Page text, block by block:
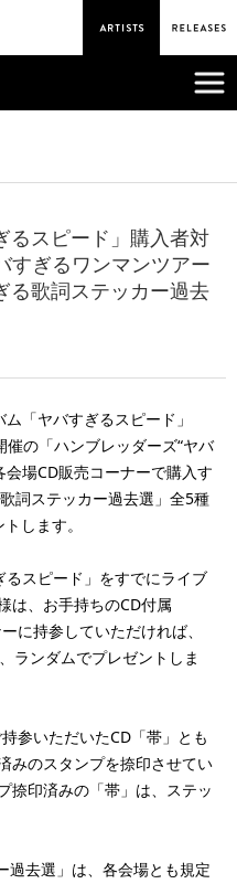
るスピード」購入者対
すぎるワンマンツアー
る歌詞ステッカー過去
「ヤバすぎるスピード」
の「ハンブレッダーズ“ヤバ
場CD販売コーナーで購入す
詞ステッカー過去選」全5種
します。
スピード」をすでにライブ
は、お手持ちのCD付属
に持参していただければ、
ランダムでプレゼントしま
参いただいたCD「帯」とも
みのスタンプを捺印させてい
捺印済みの「帯」は、ステッ
去選」は、各会場とも規定